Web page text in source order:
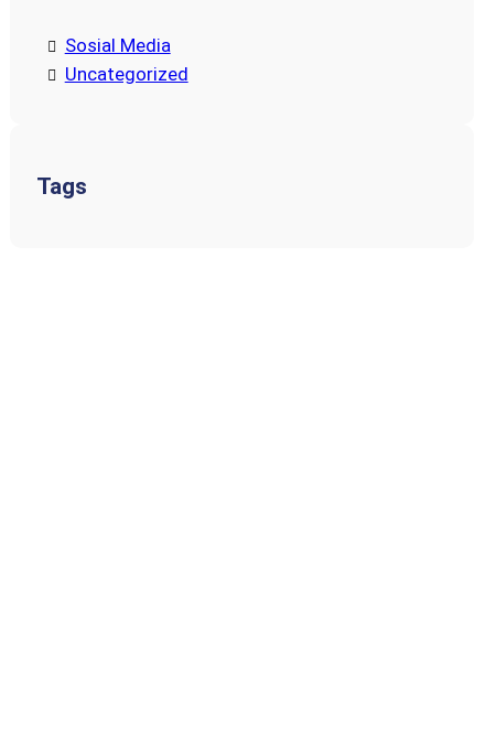
Sosial Media
Uncategorized
Tags